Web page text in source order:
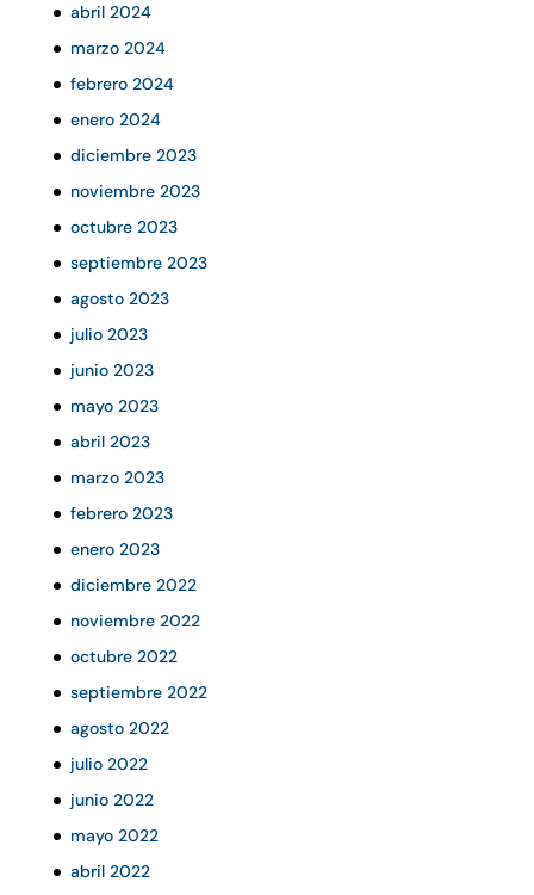
abril 2024
marzo 2024
febrero 2024
enero 2024
diciembre 2023
noviembre 2023
octubre 2023
septiembre 2023
agosto 2023
julio 2023
junio 2023
mayo 2023
abril 2023
marzo 2023
febrero 2023
enero 2023
diciembre 2022
noviembre 2022
octubre 2022
septiembre 2022
agosto 2022
julio 2022
junio 2022
mayo 2022
abril 2022